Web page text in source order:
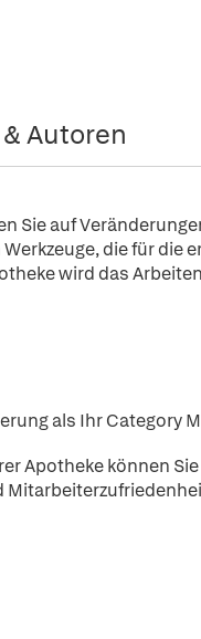
Autoren
Sie auf
die für die
wird das
als Ihr Category
Apotheke können